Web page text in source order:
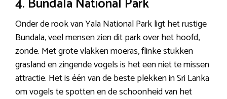
Onder de rook van Yala National Park ligt het rustige
Bundala, veel mensen zien dit park over het hoofd,
zonde. Met grote vlakken moeras, flinke stukken
grasland en zingende vogels is het een niet te missen
attractie. Het is één van de beste plekken in Sri Lanka
om vogels te spotten en de schoonheid van het